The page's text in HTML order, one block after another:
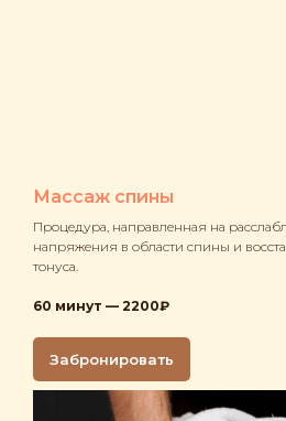
Массаж спины
Процедура, направленная на
напряжения в области спины и
тонуса.
60 минут — 2200₽
Забронировать